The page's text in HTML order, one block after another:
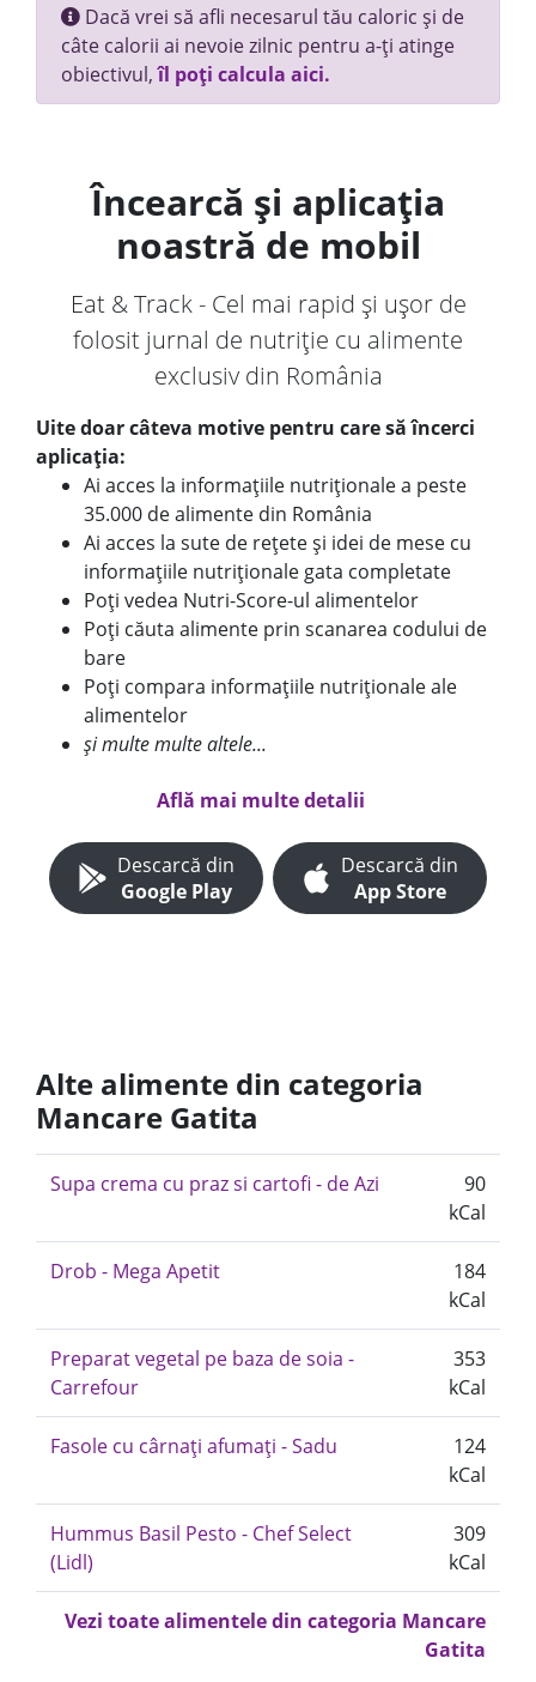
Dacă vrei să afli necesarul tău caloric și de
câte calorii ai nevoie zilnic pentru a-ți atinge
obiectivul,îl poți calcula aici.
Încearcă și aplicația
noastră de mobil
Eat & Track - Cel mai rapid și ușor de
folosit jurnal de nutriție cu alimente
exclusiv din România
Uite doar câteva motive pentru care să încerci
aplicația:
Ai acces la informațiile nutriționale a peste
35.000 de alimente din România
Ai acces la sute de rețete și idei de mese cu
informațiile nutriționale gata completate
Poți vedea Nutri-Score-ul alimentelor
Poți căuta alimente prin scanarea codului de
bare
Poți compara informațiile nutriționale ale
alimentelor
și multe multe altele...
Află mai multe detalii
Descarcă din
Google Play
Descarcă din
App Store
Alte alimente din categoria
Mancare Gatita
Supa crema cu praz si cartofi - de Azi
90
kCal
Drob - Mega Apetit
184
kCal
Preparat vegetal pe baza de soia -
Carrefour
353
kCal
Fasole cu cârnați afumați - Sadu
124
kCal
Hummus Basil Pesto - Chef Select
(Lidl)
309
kCal
Vezi toate alimentele din categoria Mancare
Gatita